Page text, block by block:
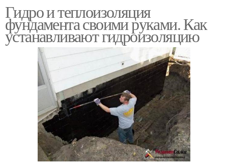
Гидро и теплоизоляция
фундамента своими руками. Как
устанавливают гидроизоляцию